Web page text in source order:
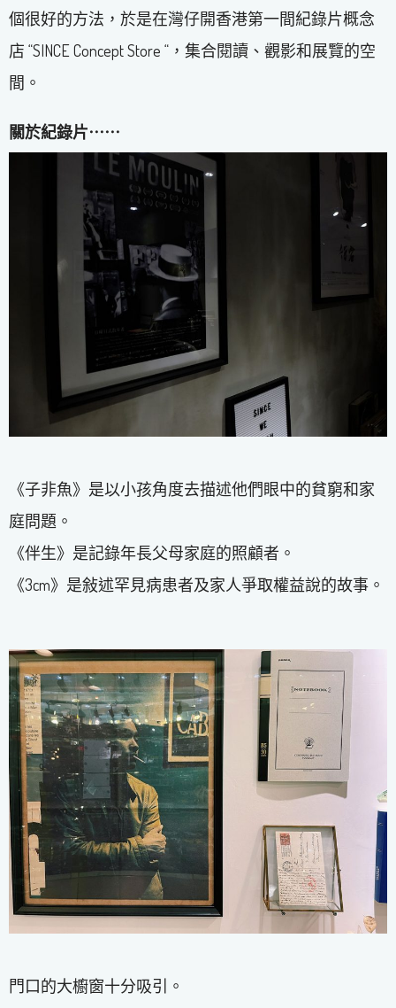
個很好的方法，於是在灣仔開香港第一間紀錄片概念
店 “SINCE Concept Store “，集合閱讀、觀影和展覽的空
間。
關於紀錄片⋯⋯
《子非魚》是以小孩角度去描述他們眼中的貧窮和家
庭問題。
《伴生》是記錄年長父母家庭的照顧者。
《3cm》是敍述罕見病患者及家人爭取權益說的故事。
門口的大櫥窗十分吸引。